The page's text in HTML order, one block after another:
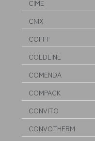
CIME
CNIX
COFFF
COLDLINE
COMENDA
COMPACK
CONVITO
CONVOTHERM